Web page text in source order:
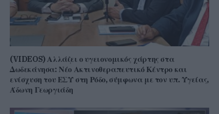
(VIDEOS) Αλλάζει ο υγειονομικός χάρτης στα
Δωδεκάνησα: Νέο Ακτινοθεραπευτικό Κέντρο και
ενίσχυση του ΕΣΥ στη Ρόδο, σύμφωνα με τον υπ. Υγείας,
Άδωνη Γεωργιάδη